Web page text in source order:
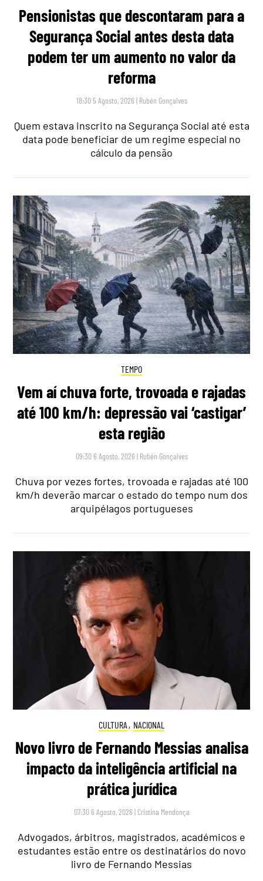
Pensionistas que descontaram para a
Segurança Social antes desta data
podem ter um aumento no valor da
reforma
18:30 5 Agosto, 2026 | Rubén Gonçalves
Quem estava inscrito na Segurança Social até esta
data pode beneficiar de um regime especial no
cálculo da pensão
TEMPO
Vem aí chuva forte, trovoada e rajadas
até 100 km/h: depressão vai ‘castigar’
esta região
09:30 6 Agosto, 2026 | Rubén Gonçalves
Chuva por vezes fortes, trovoada e rajadas até 100
km/h deverão marcar o estado do tempo num dos
arquipélagos portugueses
CULTURA , NACIONAL
Novo livro de Fernando Messias analisa
impacto da inteligência artificial na
prática jurídica
07:30 6 Agosto, 2026 | Cristina Mendonça
Advogados, árbitros, magistrados, académicos e
estudantes estão entre os destinatários do novo
livro de Fernando Messias